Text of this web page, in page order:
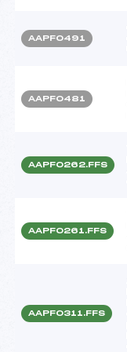
AAPF0491
AAPF0481
AAPF0262.FFS
AAPF0261.FFS
AAPF0311.FFS